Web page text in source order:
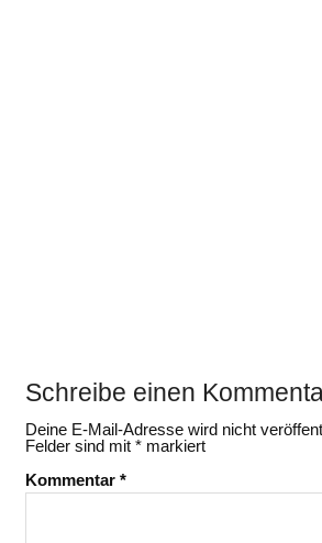
Schreibe einen
Deine E-Mail-Adresse wird nicht
Felder sind mit *markiert
Kommentar *